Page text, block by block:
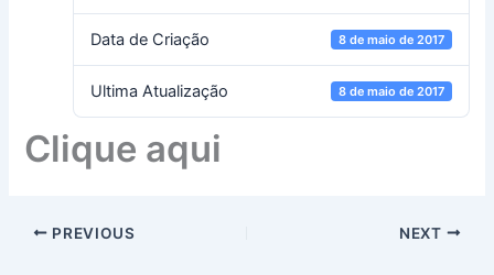
Data de Criação 8 de maio de 2017
Ultima Atualização 8 de maio de 2017
Clique aqui
PREVIOUS NEXT